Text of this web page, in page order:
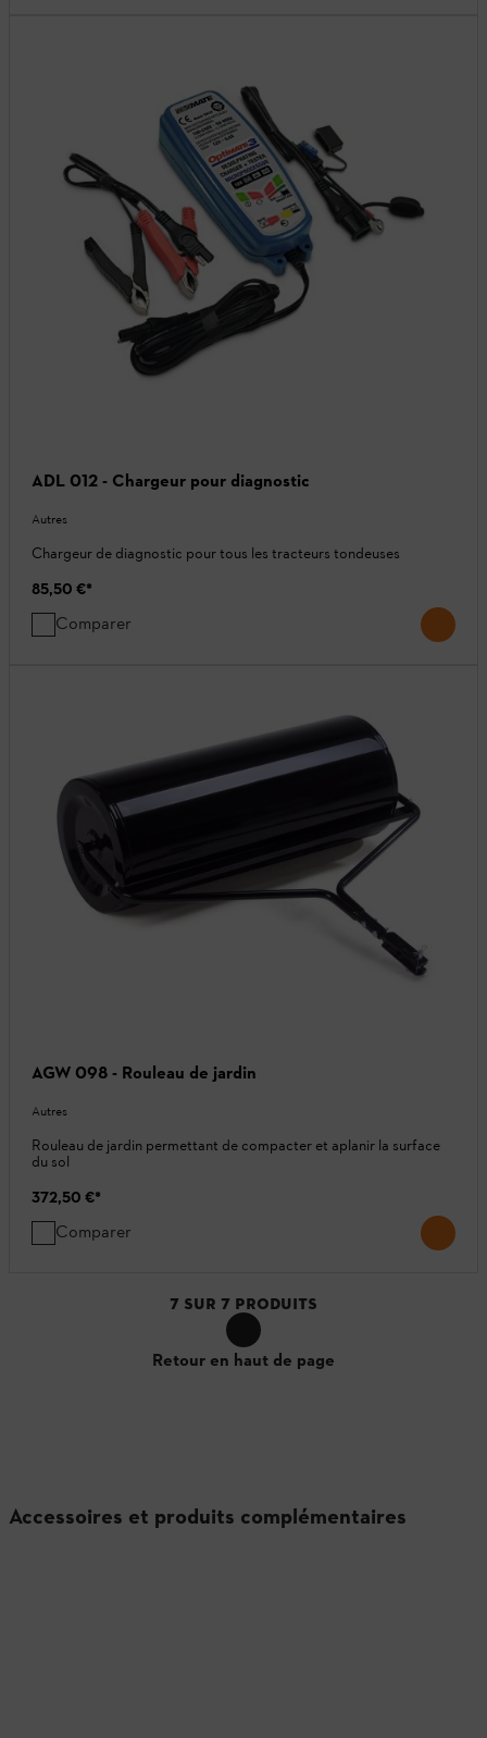
ADL 012 - Chargeur pour diagnostic
Autres
Chargeur de diagnostic pour tous les tracteurs tondeuses
85,50 €*
Comparer
AGW 098 - Rouleau de jardin
Autres
Rouleau de jardin permettant de compacter et aplanir la surface
du sol
372,50 €*
Comparer
7 SUR 7 PRODUITS
Retour en haut de page
Accessoires et produits complémentaires